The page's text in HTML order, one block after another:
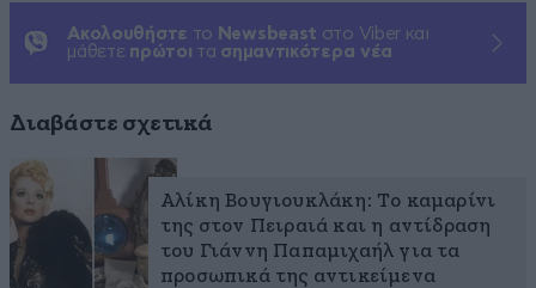
Ακολουθήστε το Newsbeast στο Viber και
μάθετε πρώτοι τα σημαντικότερα νέα
Διαβάστε σχετικά
Αλίκη Βουγιουκλάκη: Το καμαρίνι
της στον Πειραιά και η αντίδραση
του Γιάννη Παπαμιχαήλ για τα
προσωπικά της αντικείμενα